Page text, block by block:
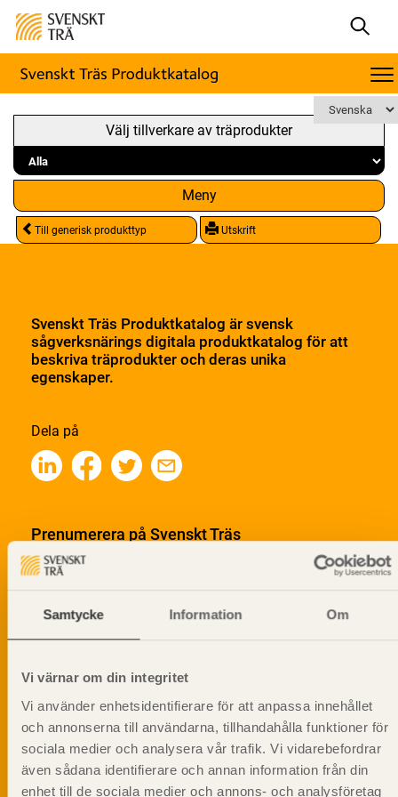
Samtycke Information Om
Vi värnar om din integritet
Vi använder enhetsidentifierare för att anpassa innehållet
och annonserna till användarna, tillhandahålla funktioner för
sociala medier och analysera vår trafik. Vi vidarebefordrar
även sådana identifierare och annan information från din
enhet till de sociala medier och annons- och analysföretag
Välj tillverkare av träprodukter
Meny
Till generisk produkttyp Utskrift
Svenskt Träs Produktkatalog är svensk
sågverksnärings digitala produktkatalog för att
beskriva träprodukter och deras unika
egenskaper.
Dela på
Prenumerera på Svenskt Träs
informationsutskick!